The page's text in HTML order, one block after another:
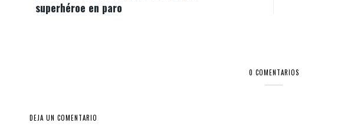
superhéroe en paro
0 COMENTARIOS
DEJA UN COMENTARIO